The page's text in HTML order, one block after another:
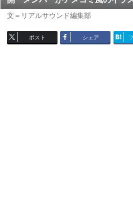
文＝リアルサウンド編集部
ポスト シェア